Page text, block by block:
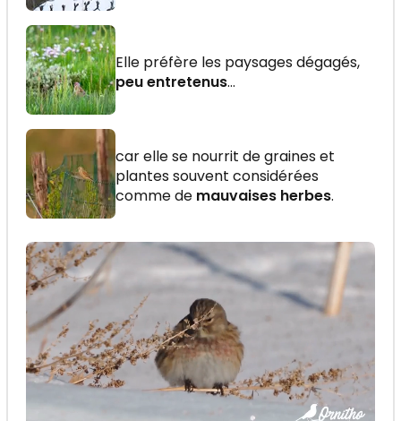
Elle préfère les paysages dégagés,
peu entretenus...
car elle se nourrit de graines et
plantes souvent considérées
comme de mauvaises herbes.